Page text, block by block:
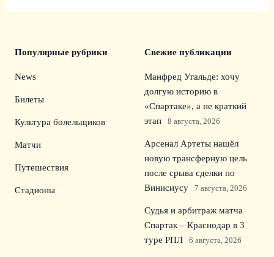
Популярные рубрики
News
Билеты
Культура болельщиков
Матчи
Путешествия
Стадионы
Свежие публикации
Манфред Угальде: хочу
долгую историю в
«Спартаке», а не краткий
этап
8 августа, 2026
Арсенал Артеты нашёл
новую трансферную цель
после срыва сделки по
Винисиусу
7 августа, 2026
Судья и арбитраж матча
Спартак – Краснодар в 3
туре РПЛ
6 августа, 2026